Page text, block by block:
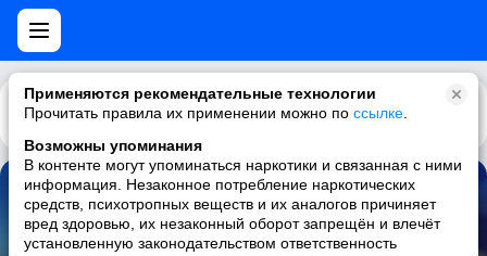
Применяются рекомендательные технологии
Прочитать правила их применении можно по ссылке
Возможны упоминания
В контенте могут упоминаться наркотики и связанная с ними
информация. Незаконное потребление наркотических
средств, психотропных веществ и их аналогов причиняет
вред здоровью, их незаконный оборот запрещён и влечёт
установленную законодательством ответственность
Каталог Рекомендации
Killing It Now
Crashdiet